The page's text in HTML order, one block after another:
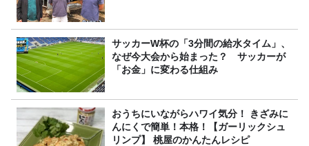
サッカーW杯の「3分間の給水タイム」、
なぜ今大会から始まった？ サッカーが
「お金」に変わる仕組み
おうちにいながらハワイ気分！ きざみに
んにくで簡単！本格！【ガーリックシュ
リンプ】 桃屋のかんたんレシピ